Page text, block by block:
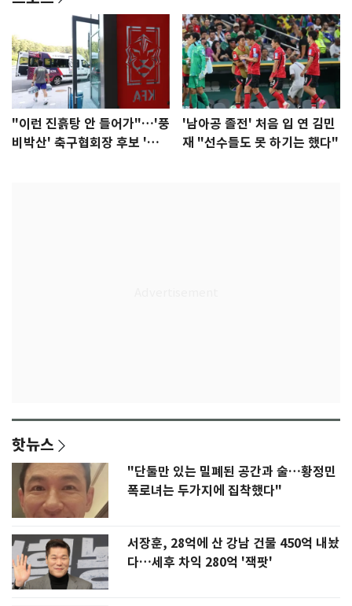
"이런 진흙탕 안 들어가"…'풍
비박산' 축구협회장 후보 '실
'남아공 졸전' 처음 입 연 김민
재 "선수들도 못 하기는 했다"
핫뉴스
"단둘만 있는 밀폐된 공간과 술…황정민
폭로녀는 두가지에 집착했다"
서장훈, 28억에 산 강남 건물 450억 내놨
다…세후 차익 280억 '잭팟'